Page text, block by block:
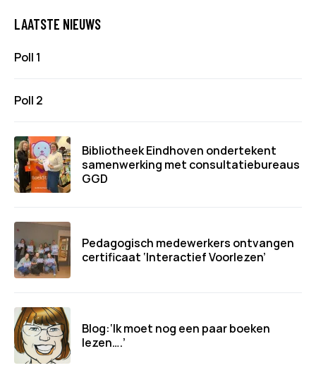
LAATSTE NIEUWS
Poll 1
Poll 2
Bibliotheek Eindhoven ondertekent
samenwerking met consultatiebureaus
GGD
Pedagogisch medewerkers ontvangen
certificaat ‘Interactief Voorlezen’
Blog:‘Ik moet nog een paar boeken
lezen….’